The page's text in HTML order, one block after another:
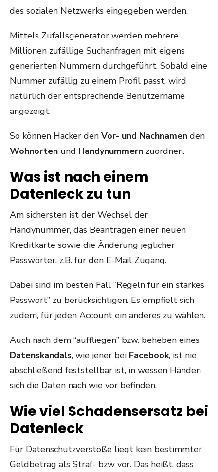
des sozialen Netzwerks eingegeben werden.
Mittels Zufallsgenerator werden mehrere
Millionen zufällige Suchanfragen mit eigens
generierten Nummern durchgeführt. Sobald eine
Nummer zufällig zu einem Profil passt, wird
natürlich der entsprechende Benutzername
angezeigt.
So können Hacker den Vor- und Nachnamen den
Wohnorten und Handynummern zuordnen.
Was ist nach einem
Datenleck zu tun
Am sichersten ist der Wechsel der
Handynummer, das Beantragen einer neuen
Kreditkarte sowie die Änderung jeglicher
Passwörter, z.B. für den E-Mail Zugang.
Dabei sind im besten Fall “Regeln für ein starkes
Passwort” zu berücksichtigen. Es empfielt sich
zudem, für jeden Account ein anderes zu wählen.
Auch nach dem “auffliegen” bzw. beheben eines
Datenskandals, wie jener bei Facebook, ist nie
abschließend feststellbar ist, in wessen Händen
sich die Daten nach wie vor befinden.
Wie viel Schadensersatz bei
Datenleck
Für Datenschutzverstöße liegt kein bestimmter
Geldbetrag als Straf- bzw vor. Das heißt, dass